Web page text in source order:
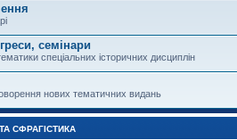
семінари
спеціальних історичних дисциплін
нових тематичних видань
СФРАГІСТИКА